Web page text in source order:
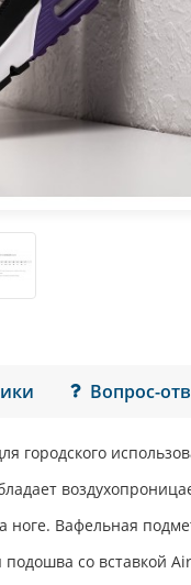
Вопрос-
городского
Вафельная
со вставкой